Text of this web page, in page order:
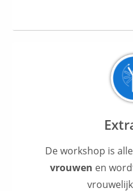
De workshop is
vrouwen en